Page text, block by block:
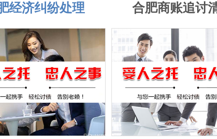
经济纠纷处理 合肥商账追讨